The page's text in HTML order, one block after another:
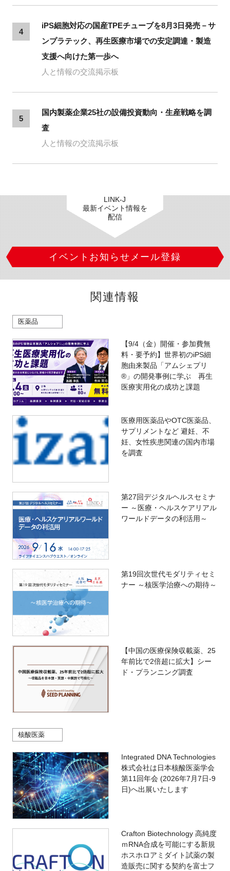
4
iPS細胞対応の国産TPEチューブを8月3日発売－サ
ンプラテック、再生医療市場での安定調達・製造
支援へ向けた第一歩へ
人と情報の交流掲示板
5
国内製薬企業25社の設備投資動向・生産戦略を調
査
人と情報の交流掲示板
LINK-J
最新イベント情報を
配信
イベントお知らせメール登録
関連情報
医薬品
【9/4（金）開催・参加費無
料・要予約】世界初のiPS細
胞由来製品「アムシェプリ
®」の開発事例に学ぶ 再生
医療実用化の成功と課題
医療用医薬品やOTC医薬品、
サプリメントなど 避妊、不
妊、女性疾患関連の国内市場
を調査
第27回デジタルヘルスセミナ
ー ～医療・ヘルスケアリアル
ワールドデータの利活用～
第19回次世代モダリティセミ
ナー ～核医学治療への期待～
【中国の医療保険収載薬、25
年前比で2倍超に拡大】シー
ド・プランニング調査
核酸医薬
Integrated DNA Technologies
株式会社は日本核酸医薬学会
第11回年会 (2026年7月7日-9
日)へ出展いたします
Crafton Biotechnology 高純度
ｍRNA合成を可能にする新規
ホスホロアミダイト試薬の製
造販売に関する契約を富士フ